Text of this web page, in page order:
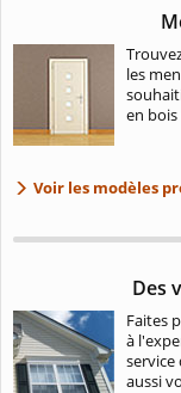
les
en bois
Voir les modèles
Des
Faites
à
aussi